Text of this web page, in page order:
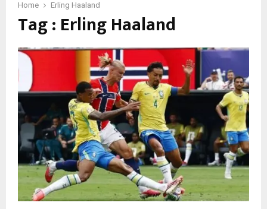
Home Erling Haaland
Tag : Erling Haaland